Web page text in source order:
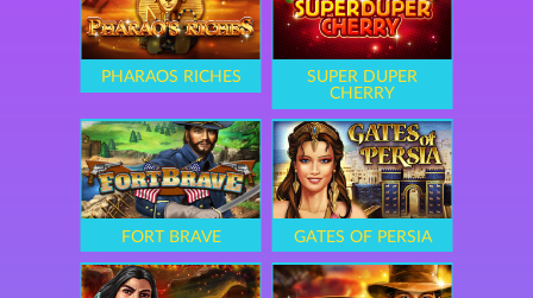
PHARAOS RICHES
SUPER DUPER
CHERRY
FORT BRAVE GATES OF PERSIA